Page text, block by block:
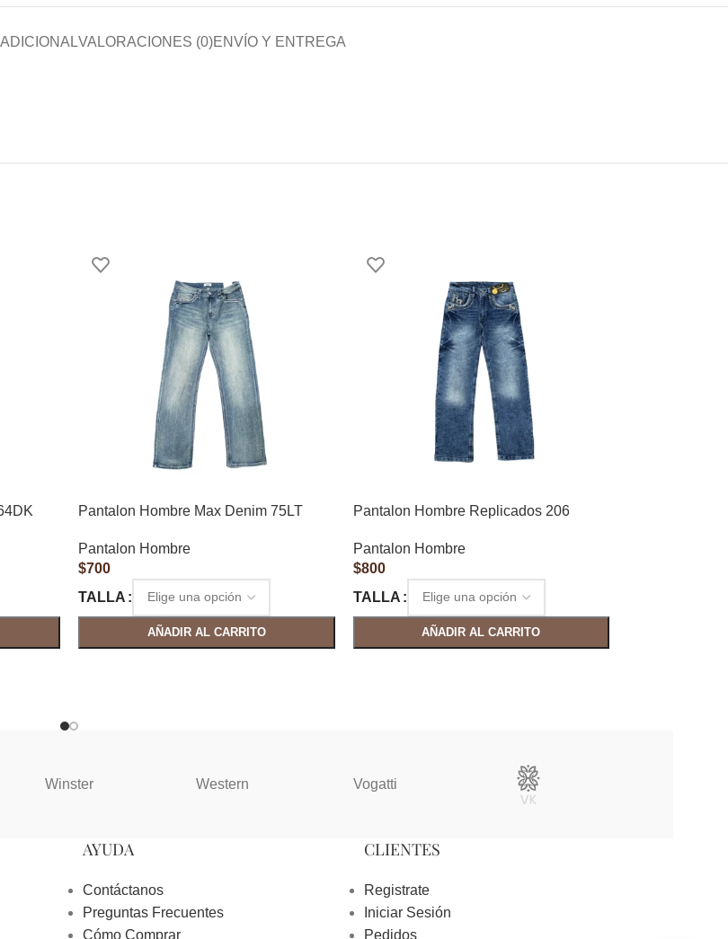
VALORACIONES (0)ENVÍO Y ENTREGA
Pantalon Hombre Max Denim 75LT
Pantalon Hombre
$700
TALLA
AÑADIR AL CARRITO
Pantalon Hombre Replicados 206
Pantalon Hombre
$800
TALLA
AÑADIR AL CARRITO
Winster Western Vogatti
AYUDA
Contáctanos
Preguntas Frecuentes
Cómo Comprar
CLIENTES
Registrate
Iniciar Sesión
Pedidos